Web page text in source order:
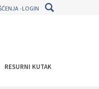
LOGIN
RESURNI KUTAK